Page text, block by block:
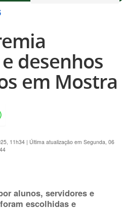
desenhos
em Mostra
11h34 | Última atualização em Segunda, 06
alunos, servidores e
escolhidas e